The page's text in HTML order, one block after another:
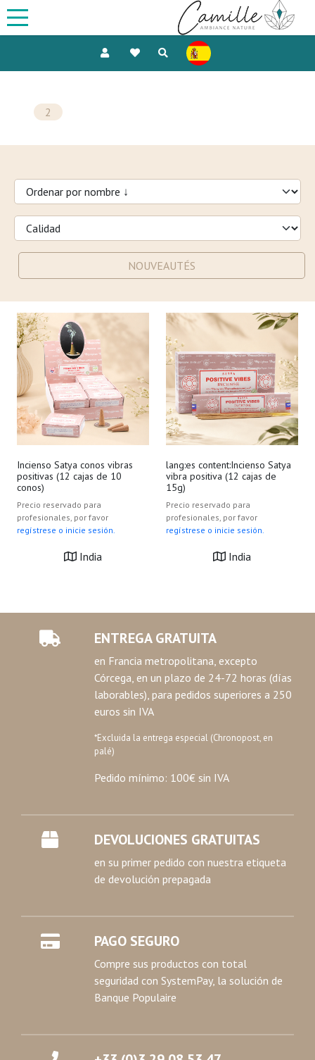
2
NOUVEAUTÉS
Incienso Satya conos vibras
positivas (12 cajas de 10
conos)
Precio reservado para
profesionales, por favor
regístrese o inicie sesión.
India
lang:es content:Incienso Satya
vibra positiva (12 cajas de
15g)
Precio reservado para
profesionales, por favor
regístrese o inicie sesión.
India
ENTREGA GRATUITA
en Francia metropolitana, excepto
Córcega, en un plazo de 24-72 horas (días
laborables), para pedidos superiores a 250
euros sin IVA
*Excluida la entrega especial (Chronopost, en
palé)
Pedido mínimo: 100€ sin IVA
DEVOLUCIONES GRATUITAS
en su primer pedido con nuestra etiqueta
de devolución prepagada
PAGO SEGURO
Compre sus productos con total
seguridad con SystemPay, la solución de
Banque Populaire